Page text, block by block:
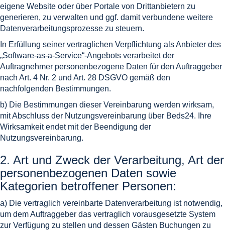
eigene Website oder über Portale von Drittanbietern zu
generieren, zu verwalten und ggf. damit verbundene weitere
Datenverarbeitungsprozesse zu steuern.
In Erfüllung seiner vertraglichen Verpflichtung als Anbieter des
„Software-as-a-Service“-Angebots verarbeitet der
Auftragnehmer personenbezogene Daten für den Auftraggeber
nach Art. 4 Nr. 2 und Art. 28 DSGVO gemäß den
nachfolgenden Bestimmungen.
b) Die Bestimmungen dieser Vereinbarung werden wirksam,
mit Abschluss der Nutzungsvereinbarung über Beds24. Ihre
Wirksamkeit endet mit der Beendigung der
Nutzungsvereinbarung.
2. Art und Zweck der Verarbeitung, Art der
personenbezogenen Daten sowie
Kategorien betroffener Personen:
a) Die vertraglich vereinbarte Datenverarbeitung ist notwendig,
um dem Auftraggeber das vertraglich vorausgesetzte System
zur Verfügung zu stellen und dessen Gästen Buchungen zu